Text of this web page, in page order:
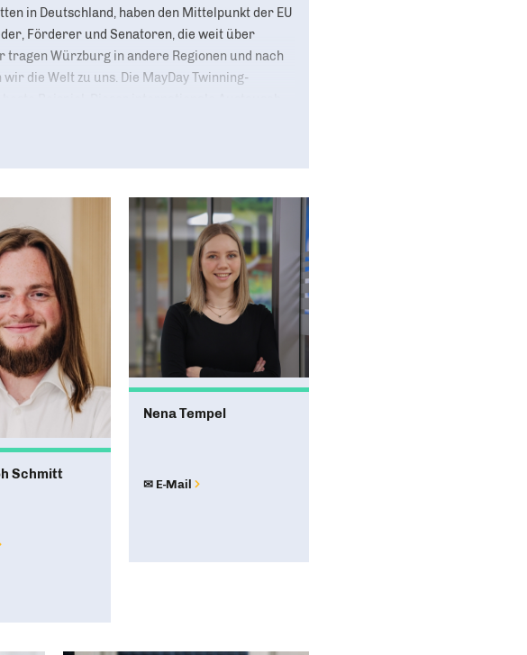
in Deutschland, haben den Mittelpunkt der EU
Förderer und Senatoren, die weit über
Würzburg in andere Regionen und nach
die Welt zu uns. Die MayDay Twinning-
reizt, dann packt mit an. Wenn es zeitlich
wir für euch auf die Beine stellen. Alles ist
wir sagen können: Wir haben uns
Abläufe, bessere Kommunikation und
wir haben Mitglieder, die eigene Ideen
weil sie wissen, wo sie Unterstützung finden.
fordert und verbindet. Ein Jahr, in dem wir als
Jahr, das uns stärker macht.
Schmitt
Nena Tempel
✉ E-Mail